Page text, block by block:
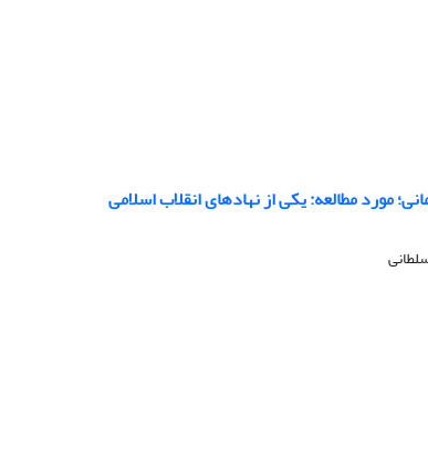
مطالعه: یکی از نهادهای انقلاب اسلامی